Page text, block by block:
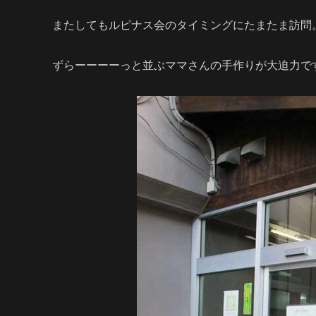
またしてもルピナス会のタイミングにたまたま訪問
ずらーーーーっと並ぶママさんの手作りが大迫力で